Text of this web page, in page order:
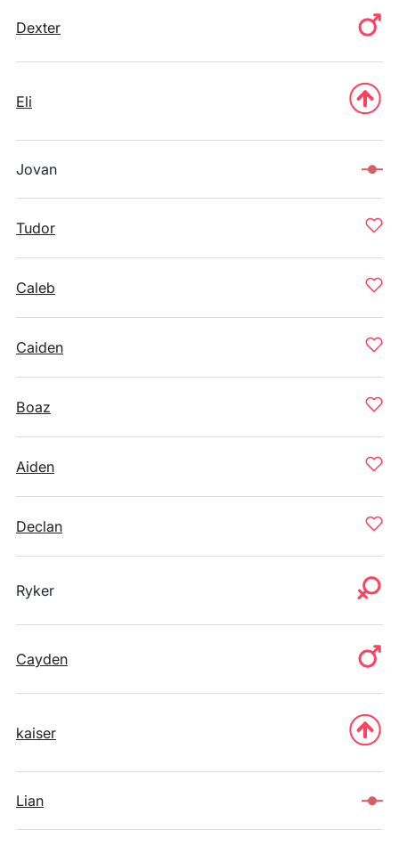
Dexter
Eli
Jovan
Tudor
Caleb
Caiden
Boaz
Aiden
Declan
Ryker
Cayden
kaiser
Lian